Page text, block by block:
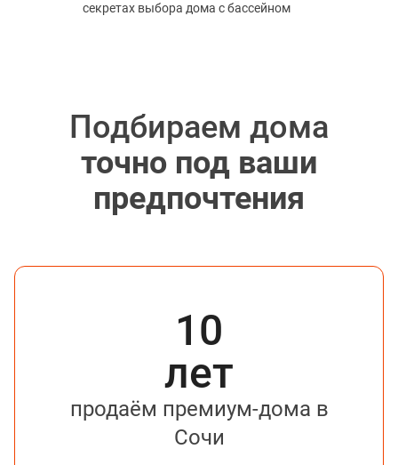
секретах выбора дома с бассейном
Подбираем дома
точно под ваши
предпочтения
10
лет
продаём премиум-дома в
Сочи